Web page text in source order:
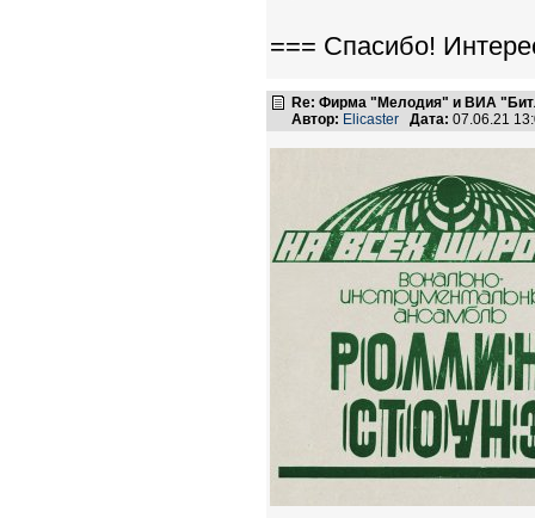
=== Спасибо!
Re: Фирма "Мелодия" и ВИА
Автор: Elicaster Дата: 07.06.21